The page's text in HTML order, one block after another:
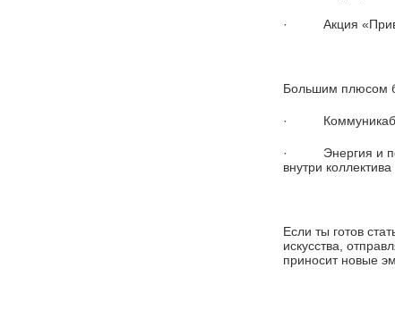
· Акция
Большим плюсом
·
· Энергия и
внутри коллектива
Если ты готов
искусства,
приносит новые